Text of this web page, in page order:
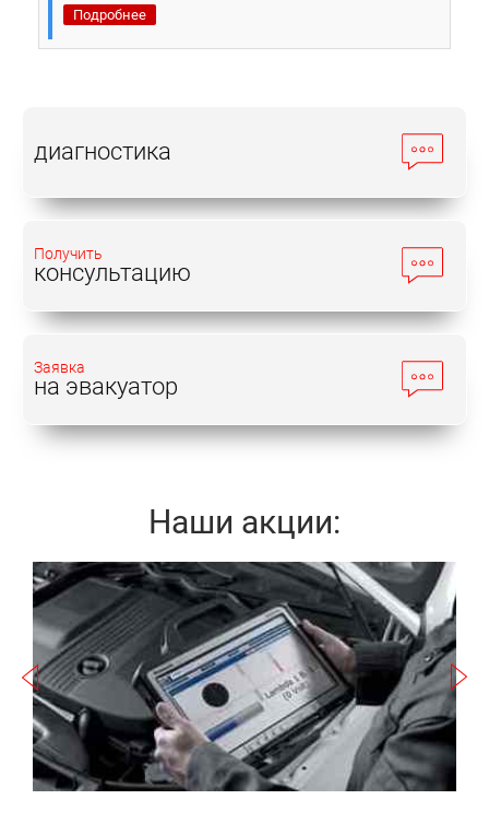
Подробнее
диагностика
Получить
консультацию
Заявка
на эвакуатор
Наши акции:
Записаться